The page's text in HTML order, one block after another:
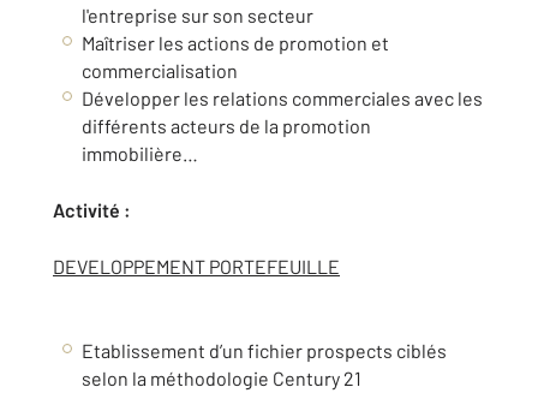
l'entreprise sur son secteur
Maîtriser les actions de promotion et
commercialisation
Développer les relations commerciales avec les
différents acteurs de la promotion
immobilière…
Activité :
DEVELOPPEMENT PORTEFEUILLE
Etablissement d’un fichier prospects ciblés
selon la méthodologie Century 21